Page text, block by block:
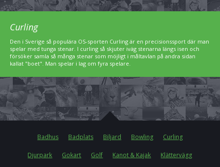
Curling
Den i Sverige så populära OS-sporten Curling är en precisionssport där man
spelar med tunga stenar. I curling så skjuter iväg stenarna längs isen och
försöker samla så många stenar som möjligt i måltavlan på andra sidan
kallat "boet". Man spelar i lag om fyra spelare.
Badhus Badplats Biljard Bowling Curling
Djurpark Gokart Golf Kanot & Kajak Klättervägg